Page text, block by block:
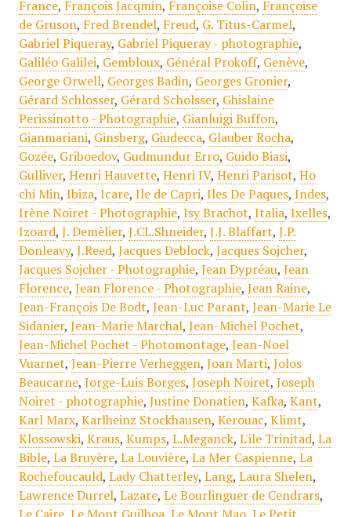
France, François Jacqmin, Françoise Colin, Françoise
de Gruson, Fred Brendel, Freud, G. Titus-Carmel,
Gabriel Piqueray, Gabriel Piqueray - photographie,
Galiléo Galilei, Gembloux, Général Prokoff, Genève,
George Orwell, Georges Badin, Georges Gronier,
Gérard Schlosser, Gérard Scholsser, Ghislaine
Perissinotto - Photographie, Gianluigi Buffon,
Gianmariani, Ginsberg, Giudecca, Glauber Rocha,
Gozée, Griboedov, Gudmundur Erro, Guido Biasi,
Gulliver, Henri Hauvette, Henri IV, Henri Parisot, Ho
chi Min, Ibiza, Icare, Ile de Capri, Iles De Paques, Indes,
Irène Noiret - Photographie, Isy Brachot, Italia, Ixelles,
Izoard, J. Demèlier, J.CL.Shneider, J.J. Blaffart, J.P.
Donleavy, J.Reed, Jacques Deblock, Jacques Sojcher,
Jacques Sojcher - Photographie, Jean Dypréau, Jean
Florence, Jean Florence - Photographie, Jean Raine,
Jean-François De Bodt, Jean-Luc Parant, Jean-Marie Le
Sidanier, Jean-Marie Marchal, Jean-Michel Pochet,
Jean-Michel Pochet - Photomontage, Jean-Noel
Vuarnet, Jean-Pierre Verheggen, Joan Marti, Jolos
Beaucarne, Jorge-Luis Borges, Joseph Noiret, Joseph
Noiret - photographie, Justine Donatien, Kafka, Kant,
Karl Marx, Karlheinz Stockhausen, Kerouac, Klimt,
Klossowski, Kraus, Kumps, L.Meganck, L'ile Trinitad, La
Bible, La Bruyère, La Louvière, La Mer Caspienne, La
Rochefoucauld, Lady Chatterley, Lang, Laura Shelen,
Lawrence Durrel, Lazare, Le Bourlinguer de Cendrars,